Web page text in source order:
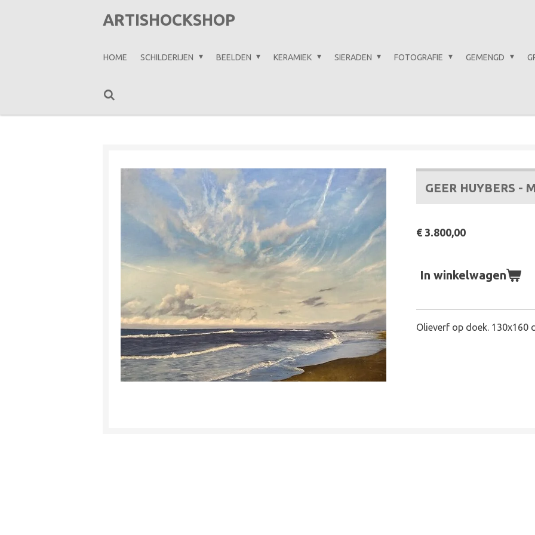
ARTISHOCKSHOP
HOME SCHILDERIJEN BEELDEN KERAMIEK SIERADEN FOTOGRAFIE GEMENGD
GEER HUYBERS -
€ 3.800,00
In winkelwagen
Olieverf op doek. 130x160